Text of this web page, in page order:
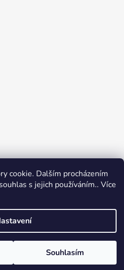
cookie. Dalším procházením
s jejich používáním.. Více
Souhlasím
Shoptet
. Všechna práva vyhrazena.
cookies